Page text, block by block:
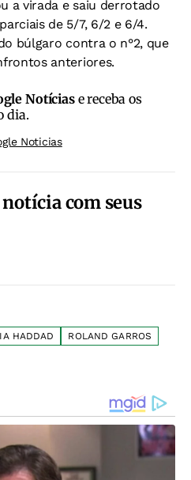
a virada e saiu derrotado
de 5/7, 6/2 e 6/4.
búlgaro contra o n°2, que
anteriores.
Notíciase receba os
dia.
Noticias
com seus
HADDAD
ROLAND GARROS